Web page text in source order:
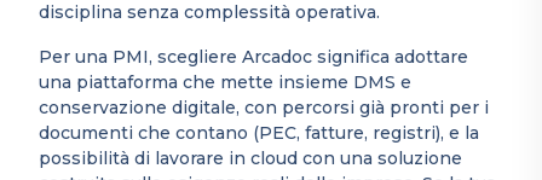
disciplina senza complessità operativa.
Per una PMI, scegliere Arcadoc significa adottare
una piattaforma che mette insieme DMS e
conservazione digitale, con percorsi già pronti per i
documenti che contano (PEC, fatture, registri), e la
possibilità di lavorare in cloud con una soluzione